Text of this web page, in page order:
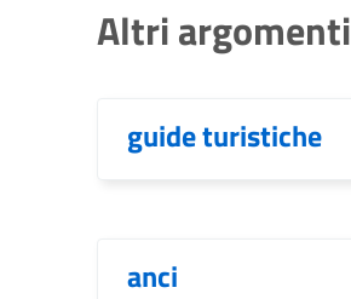
Altri argomenti
guide turistiche
anci